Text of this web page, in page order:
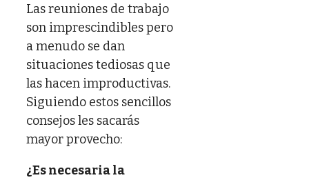
Las reuniones de trabajo
son imprescindibles pero
a menudo se dan
situaciones tediosas que
las hacen improductivas.
Siguiendo estos sencillos
consejos les sacarás
mayor provecho:
¿Es necesaria la